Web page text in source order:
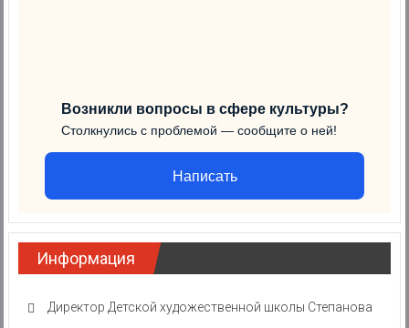
Возникли вопросы в сфере культуры?
Столкнулись с проблемой — сообщите о ней!
Написать
Информация
Директор Детской художественной школы Степанова